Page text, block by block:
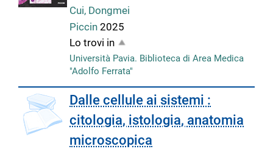
Cui, Dongmei
Piccin2025
Lo trovi in
Università Pavia. Biblioteca di Area Medica
"Adolfo Ferrata"
Dalle cellule ai sistemi :
citologia, istologia, anatomia
microscopica